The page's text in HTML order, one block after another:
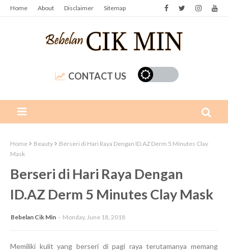
Home About Disclaimer Sitemap
CONTACT US
Home Beauty
Berseri di Hari Raya Dengan ID.AZ Derm 5 Minutes Clay
Mask
Berseri di Hari Raya Dengan
ID.AZ Derm 5 Minutes Clay Mask
Bebelan Cik Min Monday, June 18, 2018
Memiliki kulit yang berseri di pagi raya terutamanya memang